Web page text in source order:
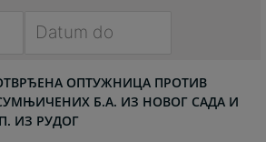
forward
to
interact
ОПТУЖНИЦА ПРОТИВ
Б.А. ИЗ НОВОГ САДА И
ИЗ РУДОГ